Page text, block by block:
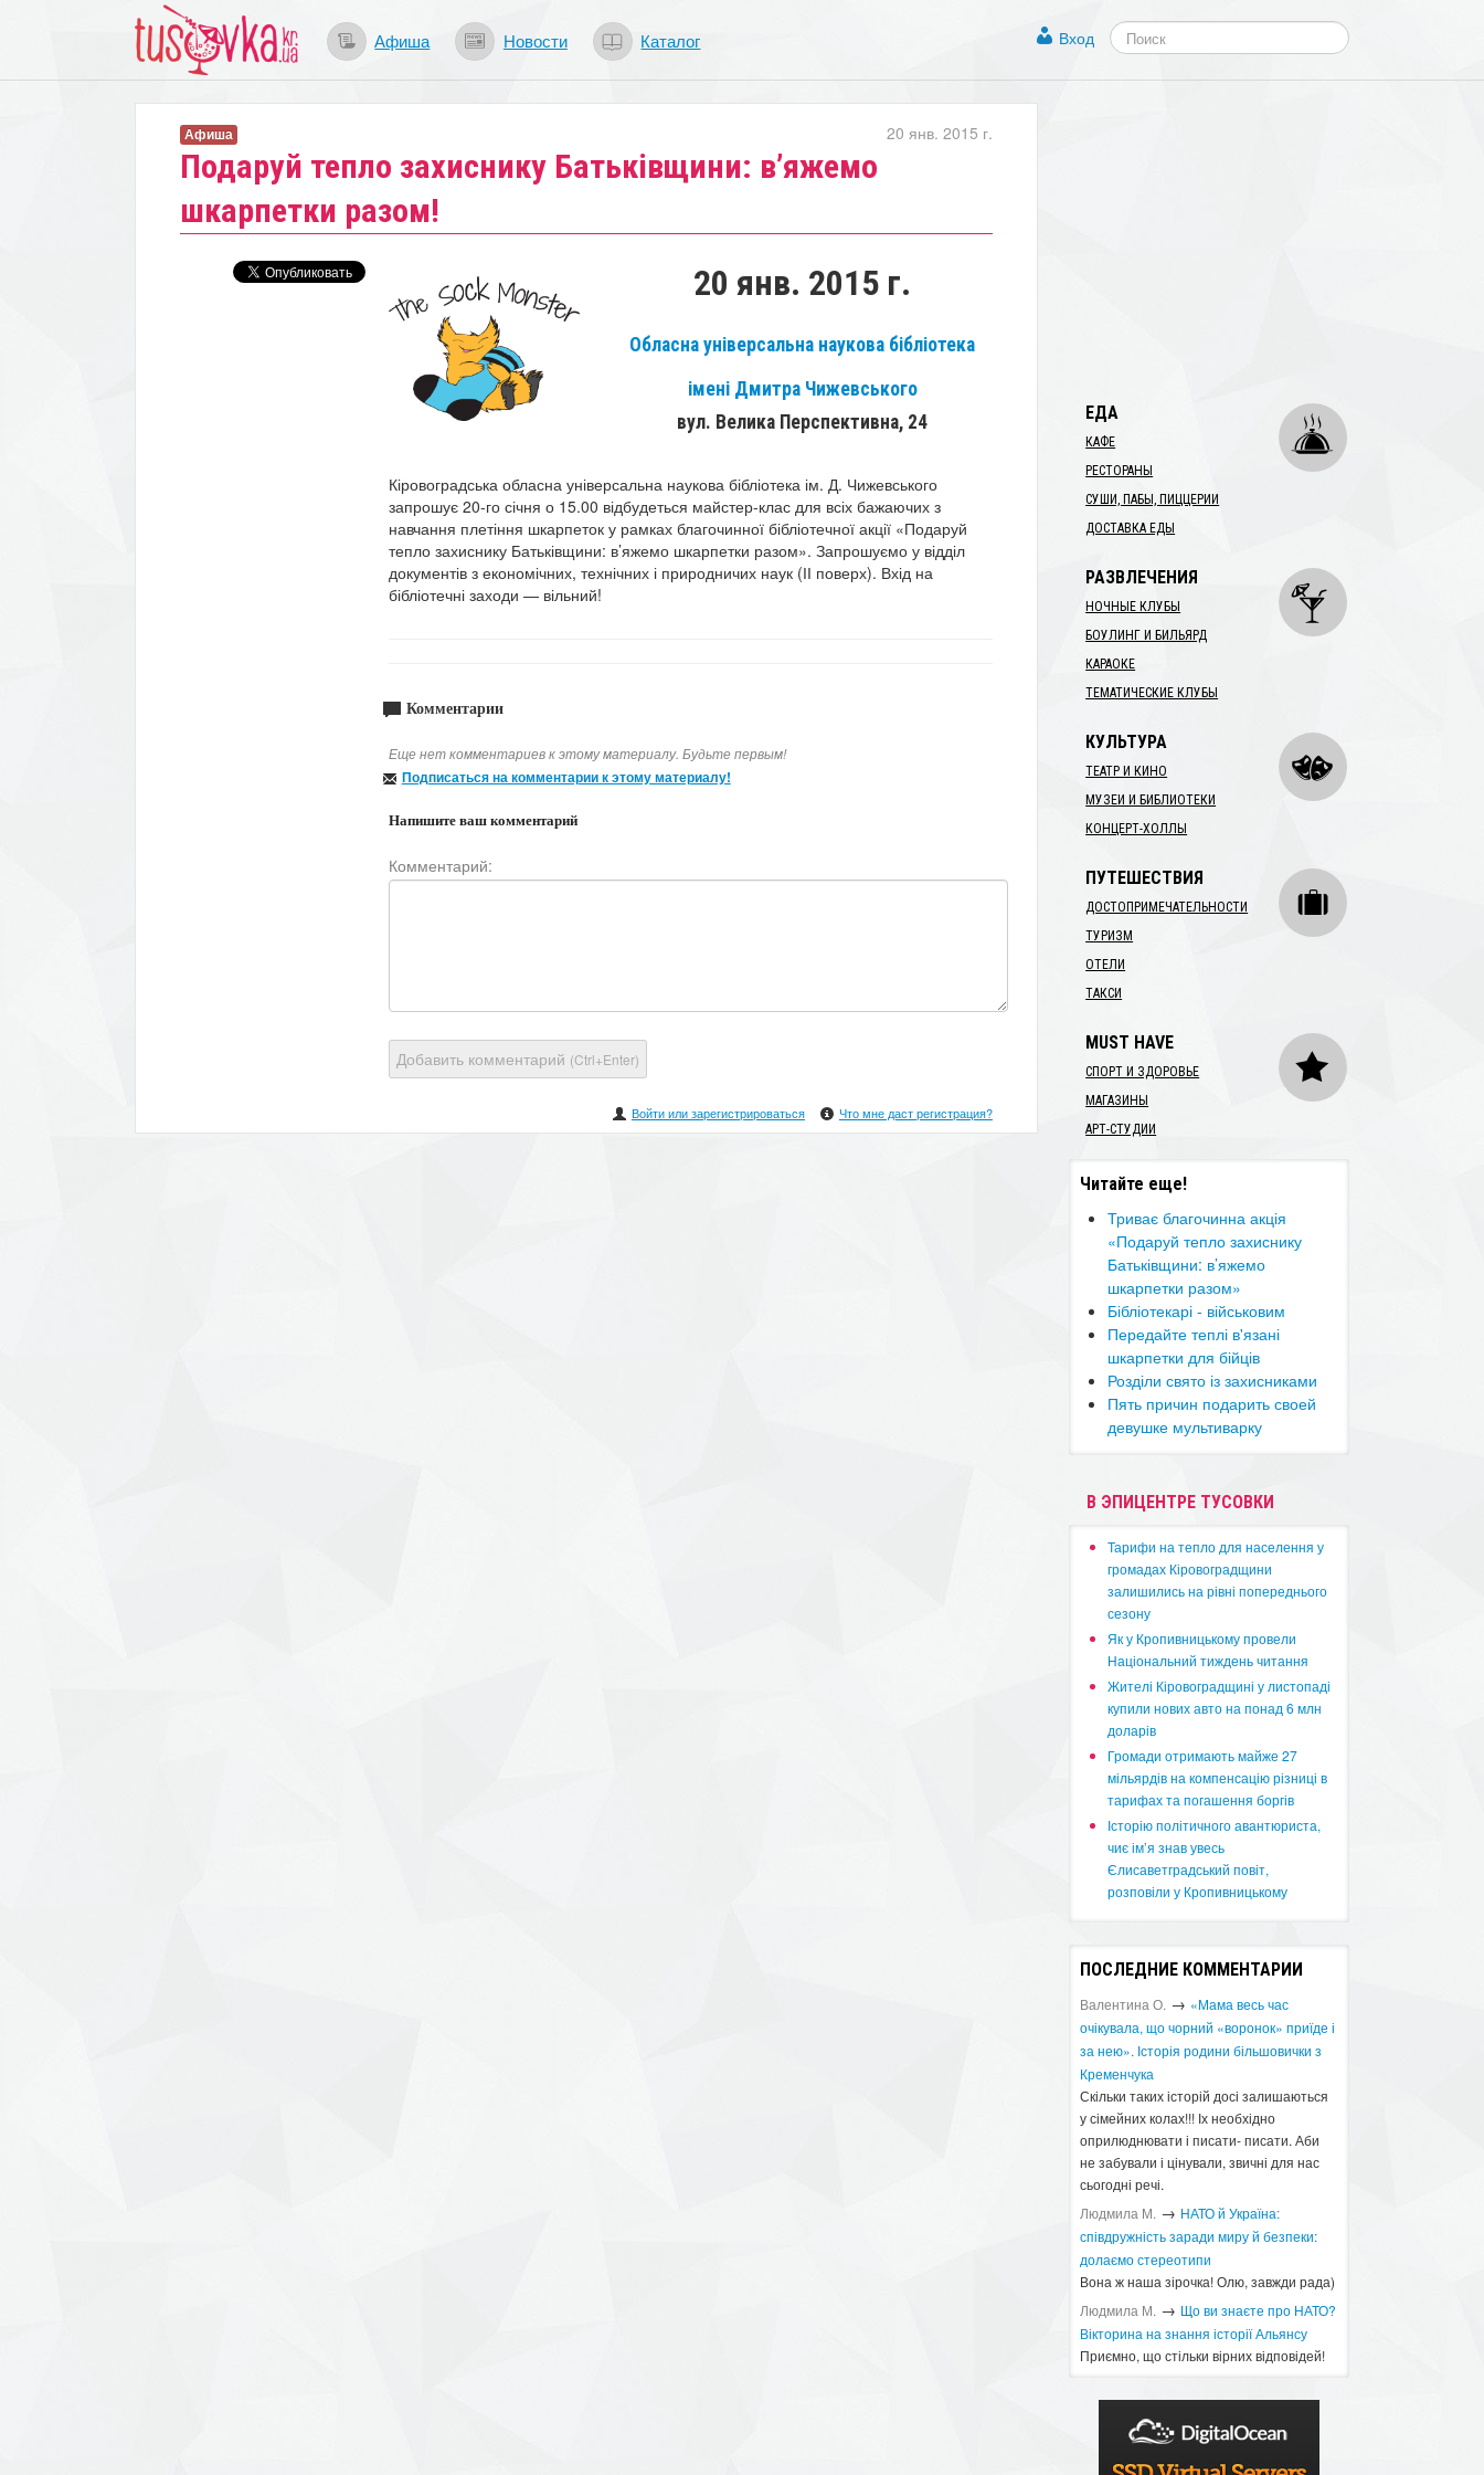
Афиша Новости Каталог Вход
Подаруй тепло захиснику Батьківщини: в’яжемо
шкарпетки разом!
20 янв. 2015 г.
Афиша
20 янв. 2015 г.
Обласна універсальна наукова бібліотека
імені Дмитра Чижевського
вул. Велика Перспективна, 24
Кіровоградська обласна універсальна наукова бібліотека ім. Д. Чижевського
запрошує 20-го січня о 15.00 відбудеться майстер-клас для всіх бажаючих з
навчання плетіння шкарпеток у рамках благочинної бібліотечної акції «Подаруй
тепло захиснику Батьківщини: в’яжемо шкарпетки разом». Запрошуємо у відділ
документів з економічних, технічних і природничих наук (ІІ поверх). Вхід на
бібліотечні заходи — вільний!
Комментарии
Еще нет комментариев к этому материалу. Будьте первым!
Подписаться на комментарии к этому материалу!
Напишите ваш комментарий
Комментарий:
Добавить комментарий (Ctrl+Enter)
Войти или зарегистрироваться Что мне даст регистрация?
ЕДА
КАФЕ
РЕСТОРАНЫ
СУШИ, ПАБЫ, ПИЦЦЕРИИ
ДОСТАВКА ЕДЫ
РАЗВЛЕЧЕНИЯ
НОЧНЫЕ КЛУБЫ
БОУЛИНГ И БИЛЬЯРД
КАРАОКЕ
ТЕМАТИЧЕСКИЕ КЛУБЫ
КУЛЬТУРА
ТЕАТР И КИНО
МУЗЕИ И БИБЛИОТЕКИ
КОНЦЕРТ-ХОЛЛЫ
ПУТЕШЕСТВИЯ
ДОСТОПРИМЕЧАТЕЛЬНОСТИ
ТУРИЗМ
ОТЕЛИ
ТАКСИ
MUST HAVE
СПОРТ И ЗДОРОВЬЕ
МАГАЗИНЫ
АРТ-СТУДИИ
Читайте еще!
Триває благочинна акція
«Подаруй тепло захиснику
Батьківщини: в’яжемо
шкарпетки разом»
Бібліотекарі - військовим
Передайте теплі в'язані
шкарпетки для бійців
Розділи свято із захисниками
Пять причин подарить своей
девушке мультиварку
В ЭПИЦЕНТРЕ ТУСОВКИ
​Тарифи на тепло для населення у
громадах Кіровоградщини
залишились на рівні попереднього
сезону
​Як у Кропивницькому провели
Національний тиждень читання
​Жителі Кіровоградщині у листопаді
купили нових авто на понад 6 млн
доларів
​Громади отримають майже 27
мільярдів на компенсацію різниці в
тарифах та погашення боргів
Історію політичного авантюриста,
чиє ім’я знав увесь
Єлисаветградський повіт,
розповіли у Кропивницькому
ПОСЛЕДНИЕ КОММЕНТАРИИ
Валентина О. → «Мама весь час
очікувала, що чорний «воронок» приїде і
за нею». Історія родини більшовички з
Кременчука
Скільки таких історій досі залишаються
у сімейних колах!!! Іх необхідно
оприлюднювати і писати- писати. Аби
не забували і цінували, звичні для нас
сьогодні речі.
Людмила М. → ​НАТО й Україна:
співдружність заради миру й безпеки:
долаємо стереотипи
Вона ж наша зірочка! Олю, завжди рада)
Людмила М. → Що ви знаєте про НАТО?
Вікторина на знання історії Альянсу ​
Приємно, що стільки вірних відповідей!